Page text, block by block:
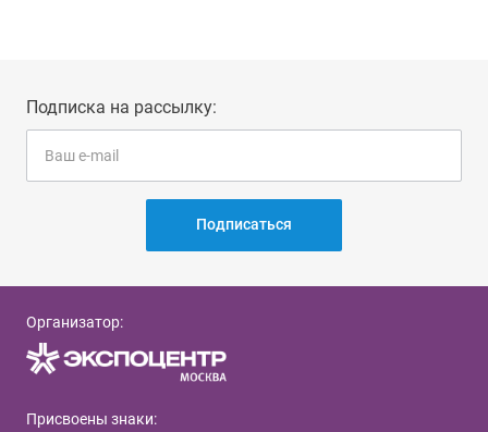
Подписка на рассылку:
Подписаться
Организатор:
Присвоены знаки: